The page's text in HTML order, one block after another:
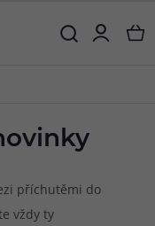
příchutěmi do
vždy ty